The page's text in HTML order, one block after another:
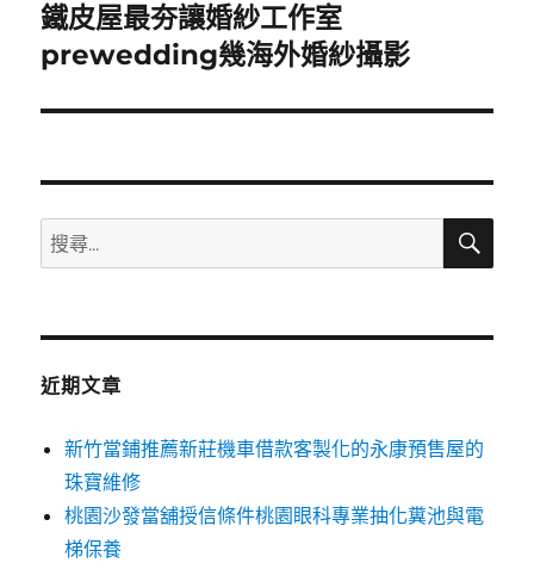
下
一
文
鐵皮屋最夯讓婚紗工作室
prewedding幾海外婚紗攝影
搜
尋
鍵
搜
近期文章
新竹當鋪推薦新莊機車借款客製化的永康預售屋的
珠寶維修
桃園沙發當舖授信條件桃園眼科專業抽化糞池與電
梯保養